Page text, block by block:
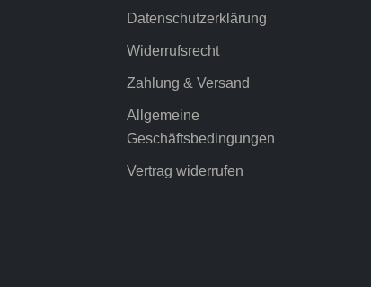
Datenschutzerklärung
Widerrufsrecht
Zahlung & Versand
Allgemeine
Geschäftsbedingungen
Vertrag widerrufen